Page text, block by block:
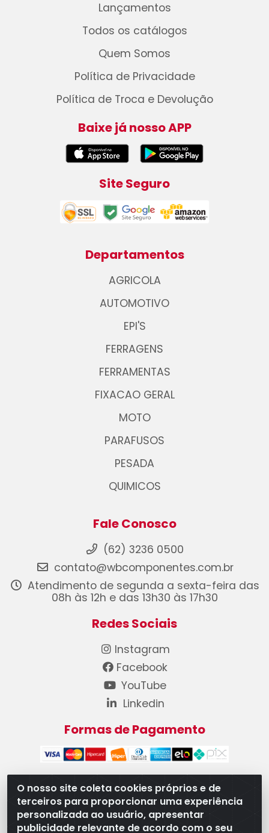
O nosso site coleta cookies próprios e de
terceiros para proporcionar uma experiência
personalizada ao usuário, apresentar
publicidade relevante de acordo com o seu
Lançamentos
Todos os catálogos
Quem Somos
Política de Privacidade
Política de Troca e Devolução
Baixe já nosso APP
Site Seguro
Departamentos
AGRICOLA
AUTOMOTIVO
EPI'S
FERRAGENS
FERRAMENTAS
FIXACAO GERAL
MOTO
PARAFUSOS
PESADA
QUIMICOS
Fale Conosco
(62) 3236 0500
contato@wbcomponentes.com.br
Atendimento de segunda a sexta-feira das
08h às 12h e das 13h30 às 17h30
Redes Sociais
Instagram
Facebook
YouTube
Linkedin
Formas de Pagamento
WB Componentes Automotivos LTDA - CNPJ
08.528.393/0001-12 - Rua do Níquel, 667 - Parque
Oeste Industrial, Goiânia/GO - CEP 74375-660